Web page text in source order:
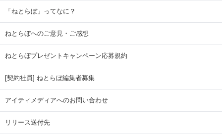
「ねとらぼ」ってなに？
ねとらぼへのご意見・ご感想
ねとらぼプレゼントキャンペーン応募規約
[契約社員] ねとらぼ編集者募集
アイティメディアへのお問い合わせ
リリース送付先